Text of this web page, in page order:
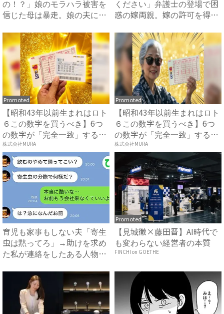
の！？」娘のモラハラ被害を
信じた母は暴走。娘の夫に電
ください」弁護士の登場で困
惑の嫁両親。嫁の許可を得た
Promoted
【昭和43年以前生まれはロト
６この数字を買うべき】6つ
の数字が「完全一致」する
方...
株式会社MURA
Promoted
【昭和43年以前生まれはロト
６この数字を買うべき】6つ
の数字が「完全一致」する
方...
株式会社MURA
育児も家事もしない夫「寄生
虫は黙ってろ」→助けを求め
た私が連絡をしたある人物と
Promoted
【見城徹×藤田晋】AI時代で
も変わらない経営者の本質
FINCHI on GOETHE